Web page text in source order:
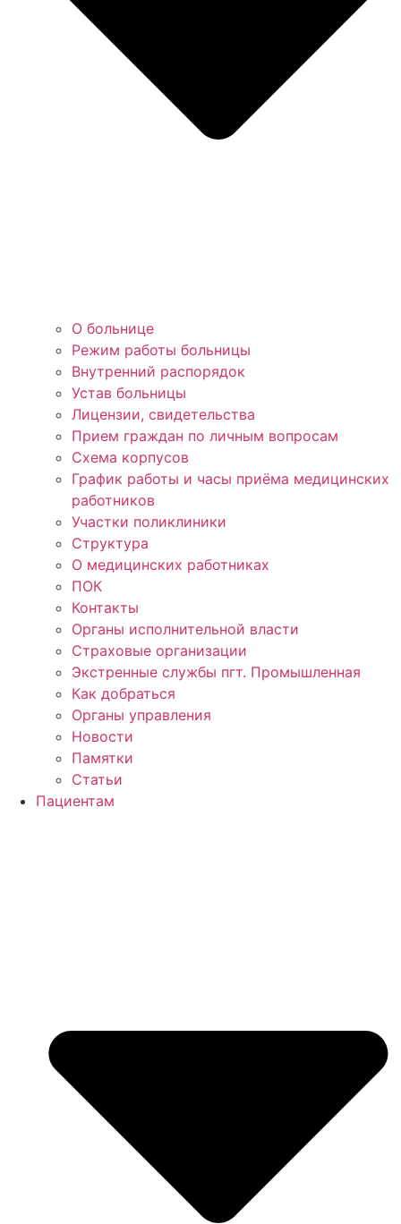
О больнице
Режим работы больницы
Внутренний распорядок
Устав больницы
Лицензии, свидетельства
Прием граждан по личным вопросам
Схема корпусов
График работы и часы приёма медицинских
работников
Участки поликлиники
Структура
О медицинских работниках
ПОК
Контакты
Органы исполнительной власти
Страховые организации
Экстренные службы пгт. Промышленная
Как добраться
Органы управления
Новости
Памятки
Статьи
Пациентам